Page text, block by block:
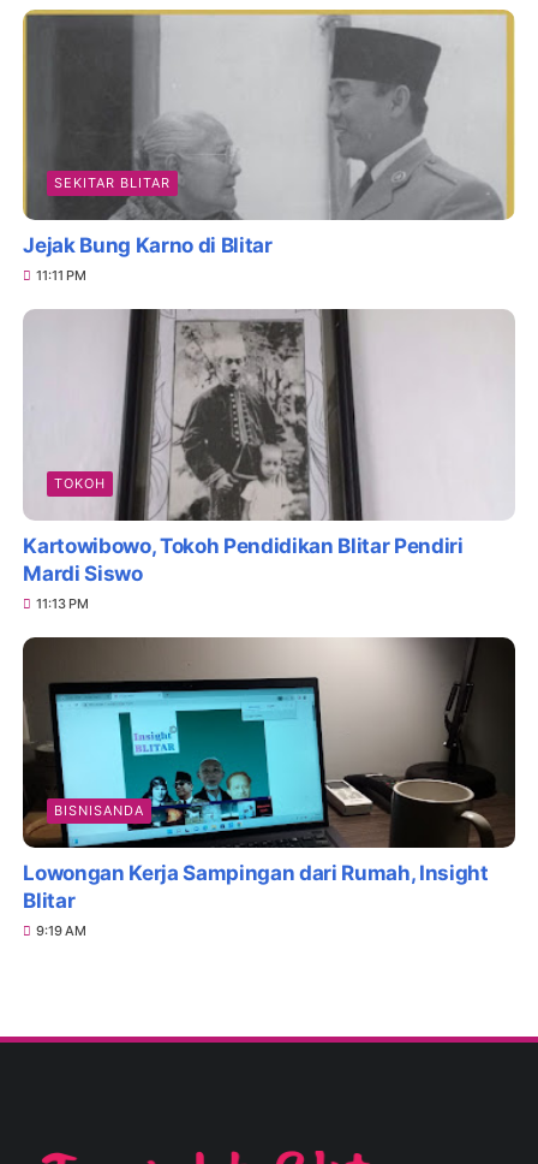
SEKITAR BLITAR
Jejak Bung Karno di Blitar
11:11 PM
TOKOH
Kartowibowo, Tokoh Pendidikan Blitar Pendiri
Mardi Siswo
11:13 PM
BISNISANDA
Lowongan Kerja Sampingan dari Rumah, Insight
Blitar
9:19 AM